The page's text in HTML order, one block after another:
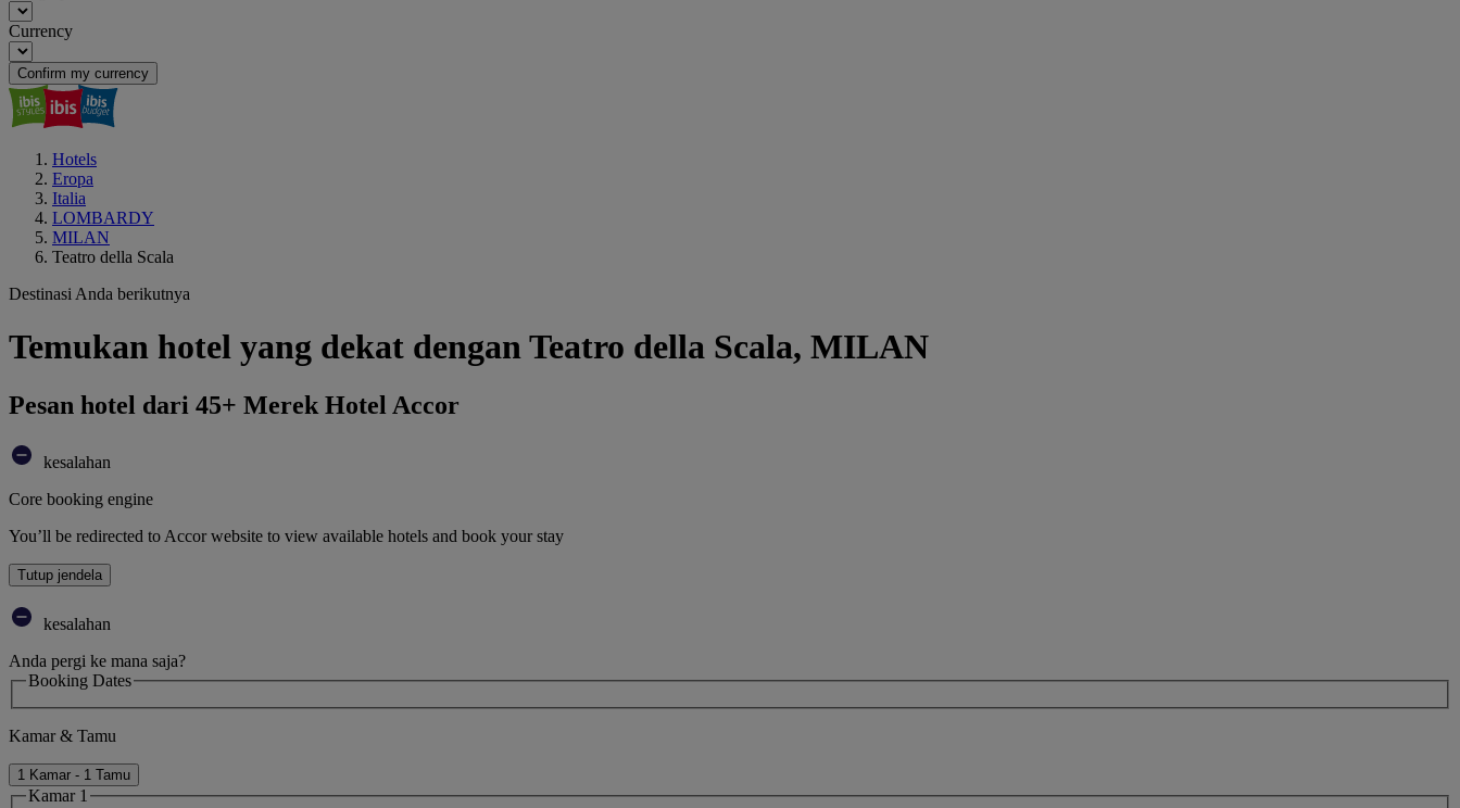
Currency
Confirm my currency
Hotels
Eropa
Italia
LOMBARDY
MILAN
Teatro della Scala
Destinasi Anda berikutnya
Temukan hotel yang dekat dengan Teatro della Scala, MILAN
Pesan hotel dari 45+ Merek Hotel Accor
kesalahan
Core booking engine
You’ll be redirected to Accor website to view available hotels and book your stay
Tutup jendela
kesalahan
Anda pergi ke mana saja?
Booking Dates
Kamar & Tamu
1 Kamar - 1 Tamu
Kamar 1